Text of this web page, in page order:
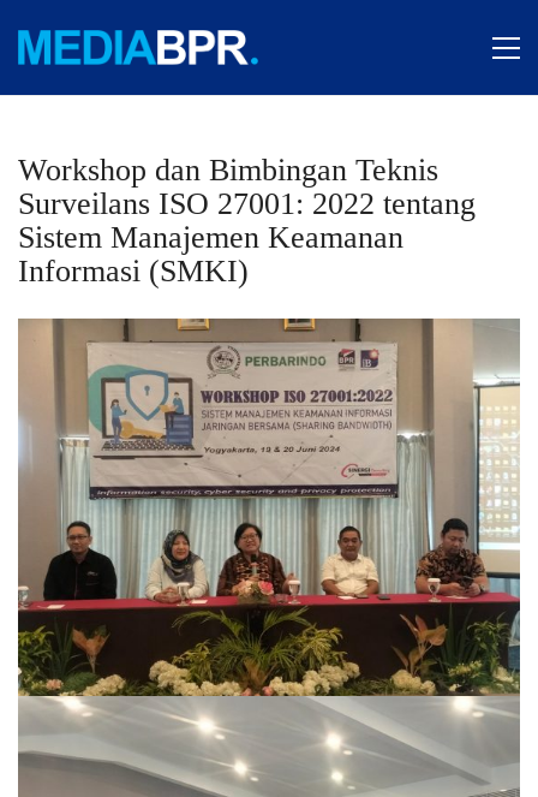
Workshop dan Bimbingan Teknis
Surveilans ISO 27001: 2022 tentang
Sistem Manajemen Keamanan
Informasi (SMKI)